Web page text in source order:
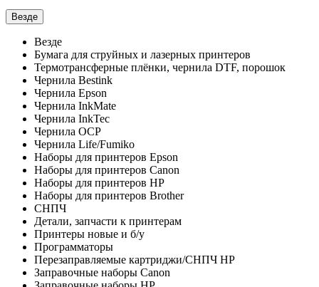
Везде
Везде
Бумага для струйных и лазерных принтеров
Термотрансферные плёнки, чернила DTF, порошок
Чернила Bestink
Чернила Epson
Чернила InkMate
Чернила InkTec
Чернила OCP
Чернила Life/Fumiko
Наборы для принтеров Epson
Наборы для принтеров Canon
Наборы для принтеров HP
Наборы для принтеров Brother
СНПЧ
Детали, запчасти к принтерам
Принтеры новые и б/у
Программаторы
Перезаправляемые картриджи/СНПЧ HP
Заправочные наборы Canon